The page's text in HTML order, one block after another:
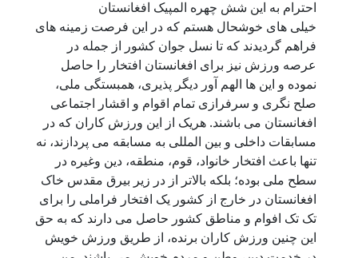
احترام به این شش چهره المپیک افغانستان
خیلی های خوشحال هستم که در این فرصت زمینه های
فراهم گردیدند که تا نسل جوان کشور از جمله در
عرصه ورزش نیز برای افغانستان افتخار را حاصل
نموده و این ها الهم آور دیگر پذیری، همبستگی ملی،
صلح نگری و سرفرازی تمام اقوام و اقشار اجتماعی
افغانستان می باشند. هریک از این ورزش کاران که در
مسابقات داخلی و بین المللی به مسابقه می پردازند، نه
تنها باعث افتخار خانواد، قوم، منطقه، دین وغیره در
سطح ملی بوده؛ بلکه بالاتر از در زیر بیرق مقدس خاک
افغانستان در خارج از کشور یک افتخار فراملی را برای
تک تک افوام و مناطق کشور حاصل می دارند که به حق
این چنین ورزش کاران برنده، از طریق ورزش خویش